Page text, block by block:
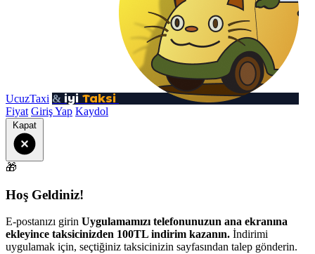
UcuzTaxi & iyi Taksi
Fiyat Giriş Yap Kaydol
Kapat
🎁
Hoş Geldiniz!
E-postanızı girin Uygulamamızı telefonunuzun ana ekranına
ekleyince taksicinizden 100TL indirim kazanın. İndirimi
uygulamak için, seçtiğiniz taksicinizin sayfasından talep gönderin.